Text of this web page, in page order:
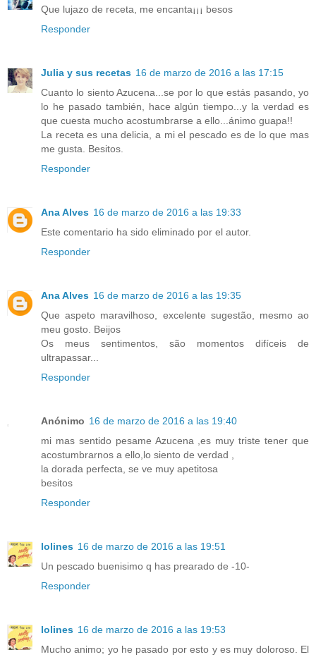
Que lujazo de receta, me encanta¡¡¡ besos
Responder
Julia y sus recetas 16 de marzo de 2016 a las 17:15
Cuanto lo siento Azucena...se por lo que estás pasando, yo
lo he pasado también, hace algún tiempo...y la verdad es
que cuesta mucho acostumbrarse a ello...ánimo guapa!!
La receta es una delicia, a mi el pescado es de lo que mas
me gusta. Besitos.
Responder
Ana Alves 16 de marzo de 2016 a las 19:33
Este comentario ha sido eliminado por el autor.
Responder
Ana Alves 16 de marzo de 2016 a las 19:35
Que aspeto maravilhoso, excelente sugestão, mesmo ao
meu gosto. Beijos
Os meus sentimentos, são momentos difíceis de
ultrapassar...
Responder
Anónimo 16 de marzo de 2016 a las 19:40
mi mas sentido pesame Azucena ,es muy triste tener que
acostumbrarnos a ello,lo siento de verdad ,
la dorada perfecta, se ve muy apetitosa
besitos
Responder
lolines 16 de marzo de 2016 a las 19:51
Un pescado buenisimo q has prearado de -10-
Responder
lolines 16 de marzo de 2016 a las 19:53
Mucho animo; yo he pasado por esto y es muy doloroso. El